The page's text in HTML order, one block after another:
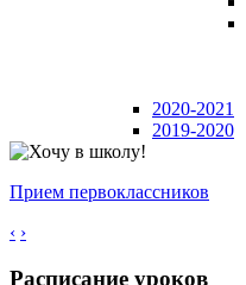
2020-2021
2019-2020
Прием первоклассников
‹ ›
Расписание уроков